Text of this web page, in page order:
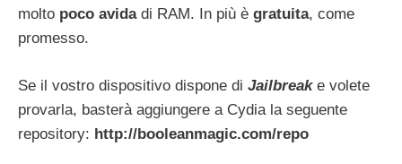
molto poco avidadi RAM. In più è gratuita, come
promesso.
Se il vostro dispositivo dispone di Jailbreake volete
provarla, basterà aggiungere a Cydia la seguente
repository: http://booleanmagic.com/repo